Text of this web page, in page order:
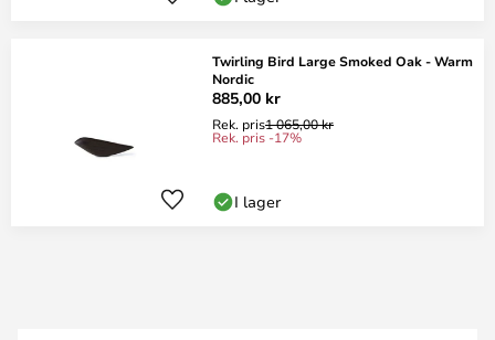
Twirling Bird Large Smoked Oak - Warm
Nordic
885,00 kr
Rek. pris1 065,00 kr
Rek. pris -17%
I lager